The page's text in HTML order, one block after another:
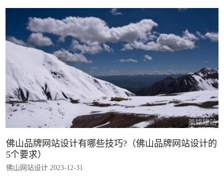
佛山品牌网站设计有哪些技巧?（佛山品牌网站设计的
5个要求）
佛山网站设计 2023-12-31